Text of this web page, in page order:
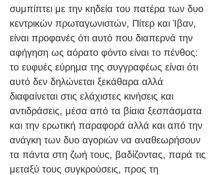
συμπίπτει με την κηδεία του πατέρα των δυο
κεντρικών πρωταγωνιστών, Πίτερ και Ίβαν,
είναι προφανές ότι αυτό που διαπερνά την
αφήγηση ως αόρατο φόντο είναι το πένθος:
το ευφυές εύρημα της συγγραφέως είναι ότι
αυτό δεν δηλώνεται ξεκάθαρα αλλά
διαφαίνεται στις ελάχιστες κινήσεις και
αντιδράσεις, μέσα από τα βίαια ξεσπάσματα
και την ερωτική παραφορά αλλά και από την
ανάγκη των δυο αγοριών να αναθεωρήσουν
τα πάντα στη ζωή τους, βαδίζοντας, παρά τις
μεταξύ τους συγκρούσεις, προς τη